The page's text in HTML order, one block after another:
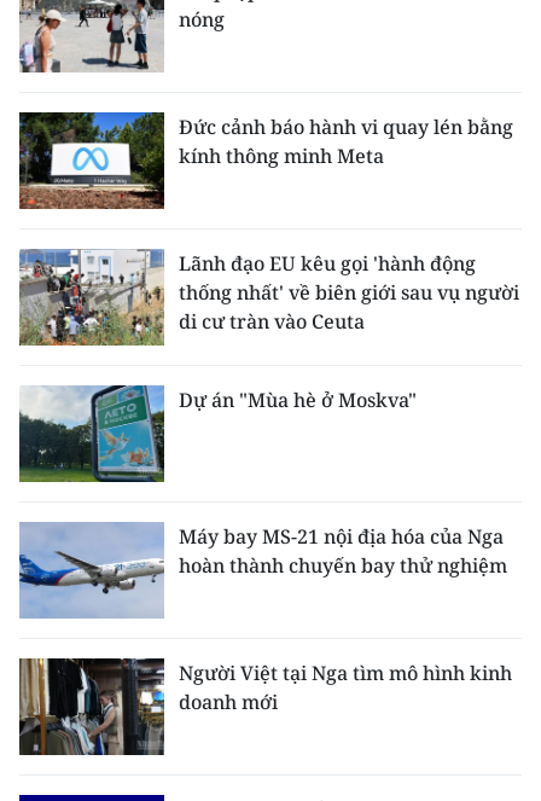
ENGLISH
中文
FRANÇAIS
РУССКИЙ
ESPAÑOL
한국어
nóng
Đức cảnh báo hành vi quay lén bằng
kính thông minh Meta
Lãnh đạo EU kêu gọi 'hành động
thống nhất' về biên giới sau vụ người
di cư tràn vào Ceuta
Dự án "Mùa hè ở Moskva"
Máy bay MS-21 nội địa hóa của Nga
hoàn thành chuyến bay thử nghiệm
Người Việt tại Nga tìm mô hình kinh
doanh mới